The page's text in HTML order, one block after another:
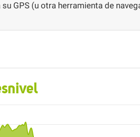
GPS (u otra herramienta de